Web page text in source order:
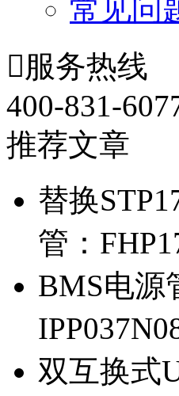
常见问
服务热线
400-831-
推荐文章
替换
管：
BMS电源
双互换式